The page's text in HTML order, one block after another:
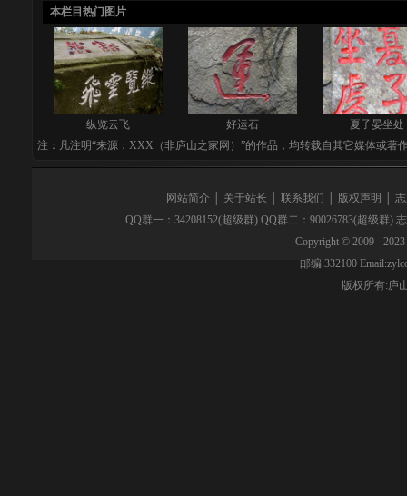
本栏目热门图片
纵览云飞 好运石
夏子晏坐处
注：凡注明“来源：XXX（非庐山之家网）”的作品，均转载自其它媒体或
网站简介 关于站长 联系我们 版权声明
QQ群一：34208152(超级群) QQ群二：90026783(超级群)
Copyright © 2009 - 2023
邮编:332100
版权所有:庐